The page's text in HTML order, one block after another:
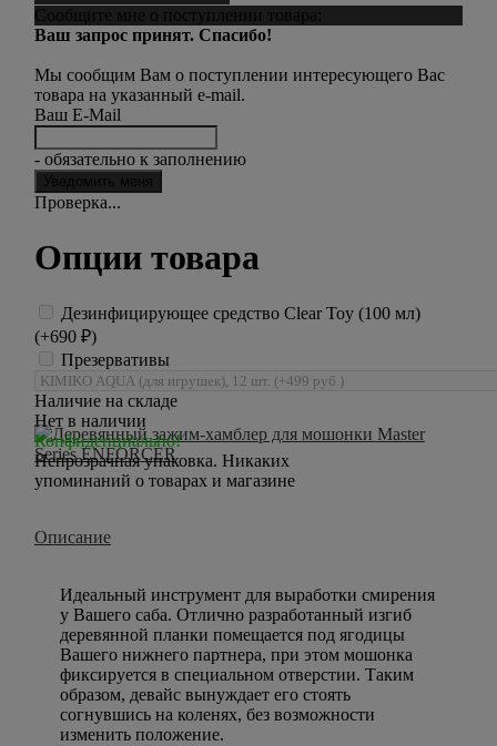
Сообщите мне о поступлении товара:
Ваш запрос принят. Спасибо!
Мы сообщим Вам о поступлении интересующего Вас
товара на указанный e-mail.
Ваш E-Mail
- обязательно к заполнению
Проверка...
Опции товара
Дезинфицирующее средство Clear Toy (100 мл)
(+690 ₽)
Презервативы
Наличие на складе
Нет в наличии
Конфиденциально!
Непрозрачная упаковка. Никаких
упоминаний о товарах и магазине
Описание
Идеальный инструмент для выработки смирения
у Вашего саба. Отлично разработанный изгиб
деревянной планки помещается под ягодицы
Вашего нижнего партнера, при этом мошонка
фиксируется в специальном отверстии. Таким
образом, девайс вынуждает его стоять
согнувшись на коленях, без возможности
изменить положение.